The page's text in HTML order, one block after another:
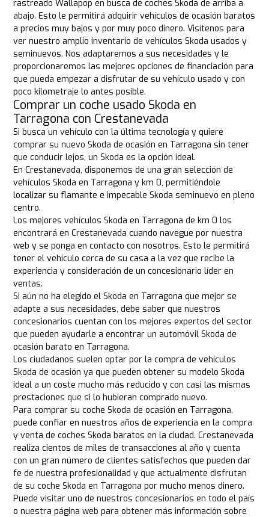
rastreado Wallapop en busca de coches Skoda de arriba a
abajo. Esto le permitirá adquirir vehículos de ocasión baratos
a precios muy bajos y por muy poco dinero. Visítenos para
ver nuestro amplio inventario de vehículos Skoda usados y
seminuevos. Nos adaptaremos a sus necesidades y le
proporcionaremos las mejores opciones de financiación para
que pueda empezar a disfrutar de su vehículo usado y con
poco kilometraje lo antes posible.
Comprar un coche usado Skoda en
Tarragona con Crestanevada
Si busca un vehículo con la última tecnología y quiere
comprar su nuevo Skoda de ocasión en Tarragona sin tener
que conducir lejos, un Skoda es la opción ideal.
En Crestanevada, disponemos de una gran selección de
vehículos Skoda en Tarragona y km 0, permitiéndole
localizar su flamante e impecable Skoda seminuevo en pleno
centro.
Los mejores vehículos Skoda en Tarragona de km 0 los
encontrará en Crestanevada cuando navegue por nuestra
web y se ponga en contacto con nosotros. Esto le permitirá
tener el vehículo cerca de su casa a la vez que recibe la
experiencia y consideración de un concesionario líder en
ventas.
Si aún no ha elegido el Skoda en Tarragona que mejor se
adapte a sus necesidades, debe saber que nuestros
concesionarios cuentan con los mejores expertos del sector
que pueden ayudarle a encontrar un automóvil Skoda de
ocasión barato en Tarragona.
Los ciudadanos suelen optar por la compra de vehículos
Skoda de ocasión ya que pueden obtener su modelo Skoda
ideal a un coste mucho más reducido y con casi las mismas
prestaciones que si lo hubieran comprado nuevo.
Para comprar su coche Skoda de ocasión en Tarragona,
puede confiar en nuestros años de experiencia en la compra
y venta de coches Skoda baratos en la ciudad. Crestanevada
realiza cientos de miles de transacciones al año y cuenta
con un gran número de clientes satisfechos que pueden dar
fe de nuestra profesionalidad y que actualmente disfrutan
de su coche Skoda en Tarragona por mucho menos dinero.
Puede visitar uno de nuestros concesionarios en todo el país
o nuestra página web para obtener más información sobre